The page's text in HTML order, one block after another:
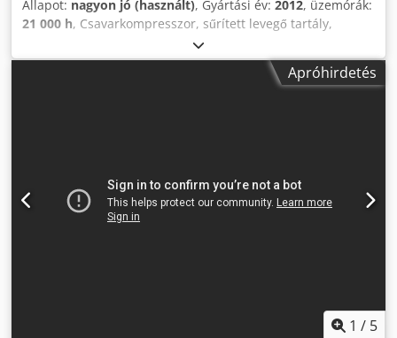
Állapot: nagyon jó (használt), Gyártási év: 2012, üzemórák:
21 000 h, Csavarkompresszor, sűrített levegő tartály,
szárító, olajleválasztó, Mühlheim an der Ruhr hely
Crsdpfswr Nnbjx Aktsf
Apróhirdetés
1 / 5